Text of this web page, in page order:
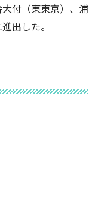
付（東東京）、浦
出した。